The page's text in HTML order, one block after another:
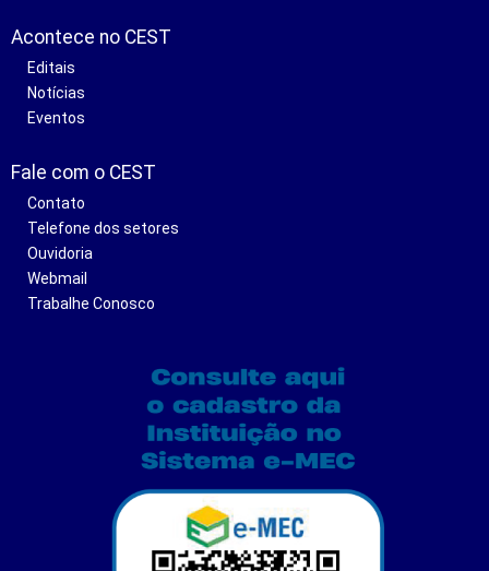
Acontece no CEST
Editais
Notícias
Eventos
Fale com o CEST
Contato
Telefone dos setores
Ouvidoria
Webmail
Trabalhe Conosco